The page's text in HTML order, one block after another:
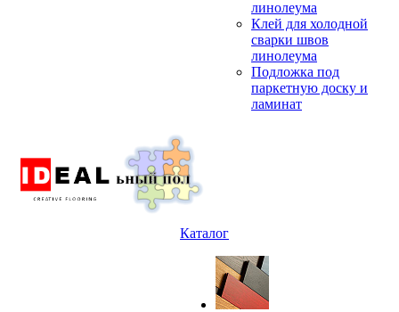
линолеума
Клей для холодной
сварки швов
линолеума
Подложка под
паркетную доску и
ламинат
Каталог